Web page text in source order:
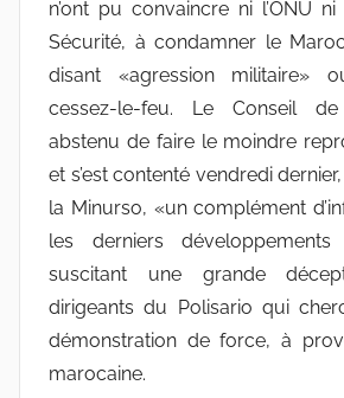
n’ont pu convaincre ni l’ONU
Sécurité, à condamner le
disant «agression militaire»
cessez-le-feu. Le Conseil de
abstenu de faire le moindre
et s’est contenté vendredi
la Minurso, «un complément
les derniers développements
suscitant une grande
dirigeants du Polisario qui
démonstration de force, à
marocaine.